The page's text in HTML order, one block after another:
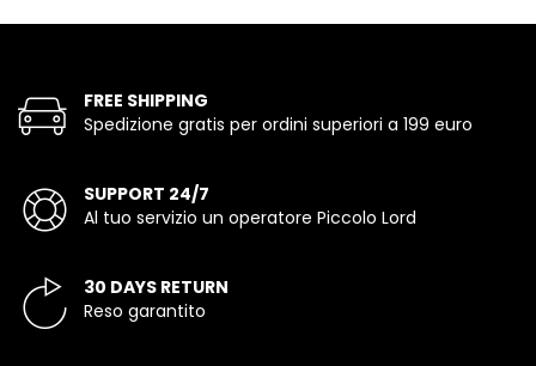
FREE SHIPPING
Spedizione gratis per ordini superiori a 199 euro
SUPPORT 24/7
Al tuo servizio un operatore Piccolo Lord
30 DAYS RETURN
Reso garantito